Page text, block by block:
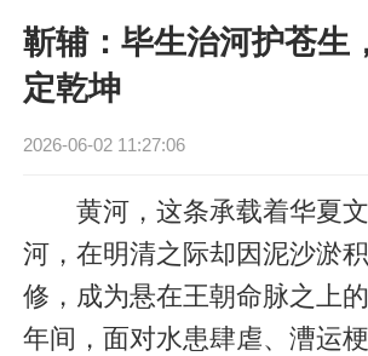
靳辅：毕生治河护苍生
定乾坤
2026-06-02 11:27:06
黄河，这条承载着华夏文
河，在明清之际却因泥沙淤
修，成为悬在王朝命脉之上的
年间，面对水患肆虐、漕运